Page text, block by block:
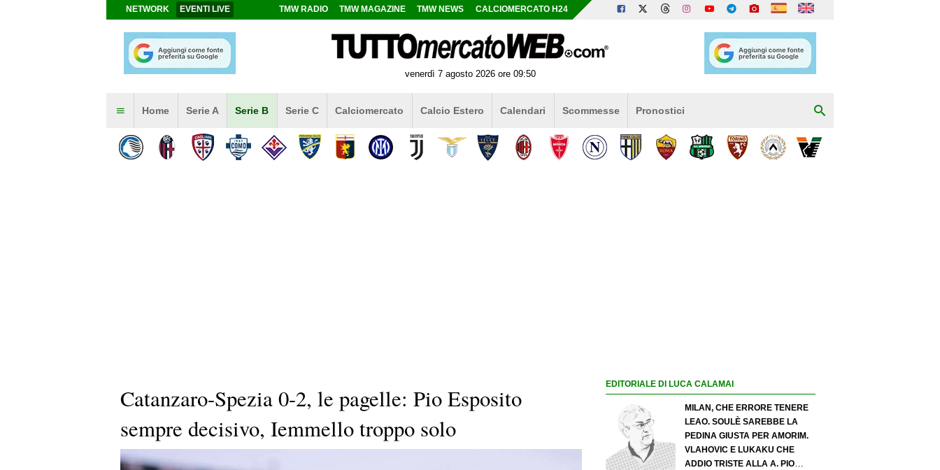
NETWORK EVENTI LIVE TMW RADIO TMW MAGAZINE TMW NEWS CALCIOMERCATO H24
venerdì 7 agosto 2026 ore 09:50
Home Serie A Serie B Serie C Calciomercato Calcio Estero Calendari Scommesse Pronostici
Catanzaro-Spezia 0-2, le pagelle: Pio Esposito
sempre decisivo, Iemmello troppo solo
EDITORIALE DI LUCA CALAMAI
MILAN, CHE ERRORE TENERE
LEAO. SOULÈ SAREBBE LA
PEDINA GIUSTA PER AMORIM.
VLAHOVIC E LUKAKU CHE
ADDIO TRISTE ALLA A. PIO